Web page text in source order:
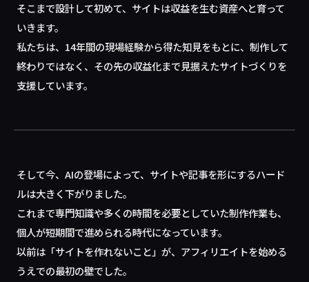
そこまで設計して初めて、サイトは収益を生む資産へと育って
いきます。
私たちは、14年間の現場経験から得た知見をもとに、制作して
終わりではなく、その先の収益化まで見据えたサイトづくりを
支援しています。
そして今、AIの登場によって、サイトや記事を形にするハード
ルは大きく下がりました。
これまで専門知識や多くの時間を必要としていた制作作業も、
個人が短期間で進められる時代になっています。
以前は「サイトを作れないこと」が、アフィリエイトを始める
うえでの最初の壁でした。